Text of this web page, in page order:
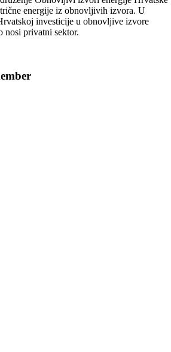
energije iz obnovljivih izvora. U
investicije u obnovljive izvore
nosi privatni sektor.